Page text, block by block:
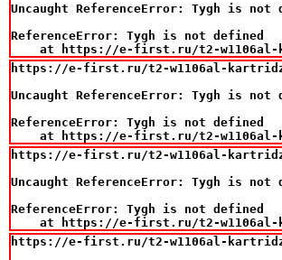
Uncaught ReferenceError: Tygh is not
ReferenceError: Tygh is not defined
at https://e-first.ru/t2-
https://e-first.ru/t2-w1106al-kartridzh-
Uncaught ReferenceError: Tygh is not
ReferenceError: Tygh is not defined
at https://e-first.ru/t2-
https://e-first.ru/t2-w1106al-kartridzh-
Uncaught ReferenceError: Tygh is not
ReferenceError: Tygh is not defined
at https://e-first.ru/t2-
https://e-first.ru/t2-w1106al-kartridzh-